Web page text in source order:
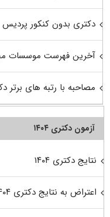
دکتری بدون کنکور پردیس
آخرین فهرست موسسات
مصاحبه با رتبه های برتر
آزمون دکتری ۱۴۰۴
نتایج دکتری ۱۴۰۴
اعتراض به نتایج دکتری ۱۴۰۴